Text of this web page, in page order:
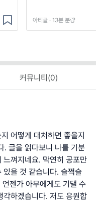
아티클 · 13분 분량
커뮤니티(0)
어떻게 대처하면 좋을지
. 글을 읽다보니 나를 기분
느껴지네요. 막연히 공포만
있을 것 같습니다. 슬쩍슬
젠가 아무에게도 기댈 수
하겠습니다. 저도 응원합